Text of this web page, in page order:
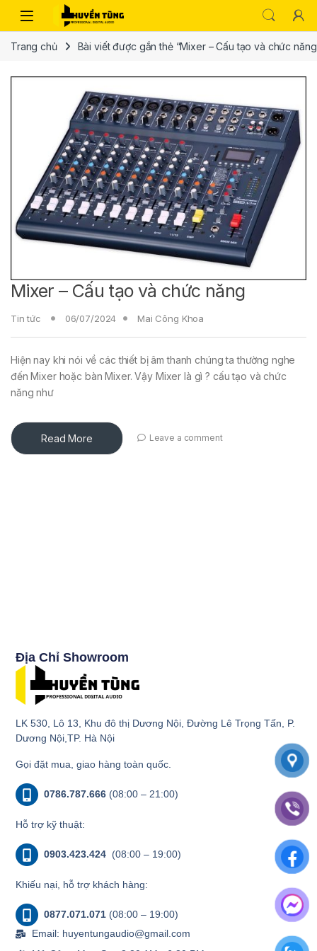
Trang chủ Bài viết được gắn thẻ “Mixer – Cấu tạo và chức
Mixer – Cấu tạo và chức năng
Tin tức 06/07/2024 Mai Công Khoa
Hiện nay khi nói về các thiết bị âm thanh chúng ta thường nghe
đến Mixer hoặc bàn Mixer. Vậy Mixer là gì ? cấu tạo và chức
năng như
Read More Leave a comment
Địa Chỉ Showroom
LK 530, Lô 13, Khu đô thị Dương Nội, Đường Lê Trọng Tấn, P.
Dương Nội,TP. Hà Nội
Gọi đặt mua, giao hàng toàn quốc.
0786.787.666 (08:00 – 21:00)
Hỗ trợ kỹ thuật:
0903.423.424 (08:00 – 19:00)
Khiếu nại, hỗ trợ khách hàng:
0877.071.071 (08:00 – 19:00)
Email: huyentungaudio@gmail.com